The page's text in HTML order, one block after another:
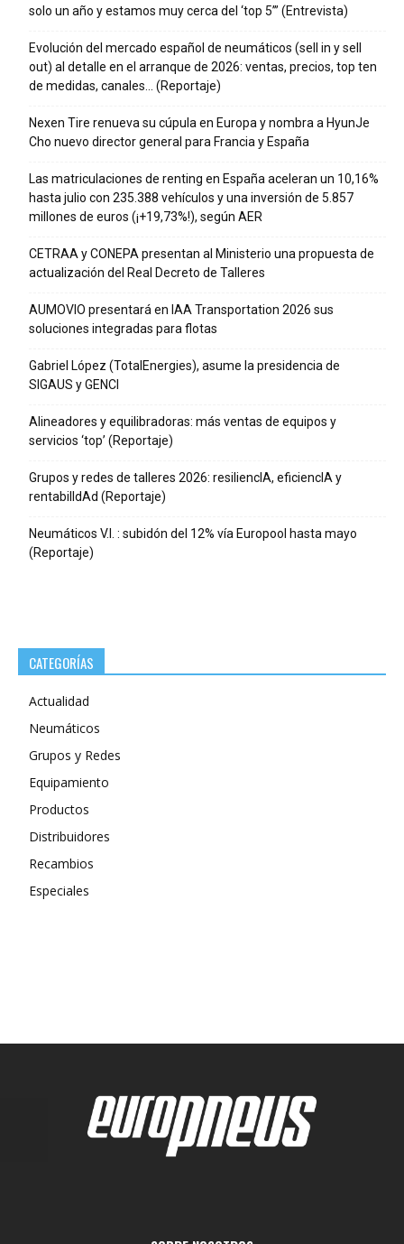
solo un año y estamos muy cerca del ‘top 5’” (Entrevista)
Evolución del mercado español de neumáticos (sell in y sell
out) al detalle en el arranque de 2026: ventas, precios, top ten
de medidas, canales… (Reportaje)
Nexen Tire renueva su cúpula en Europa y nombra a HyunJe
Cho nuevo director general para Francia y España
Las matriculaciones de renting en España aceleran un 10,16%
hasta julio con 235.388 vehículos y una inversión de 5.857
millones de euros (¡+19,73%!), según AER
CETRAA y CONEPA presentan al Ministerio una propuesta de
actualización del Real Decreto de Talleres
AUMOVIO presentará en IAA Transportation 2026 sus
soluciones integradas para flotas
Gabriel López (TotalEnergies), asume la presidencia de
SIGAUS y GENCI
Alineadores y equilibradoras: más ventas de equipos y
servicios ‘top’ (Reportaje)
Grupos y redes de talleres 2026: resiliencIA, eficiencIA y
rentabilIdAd (Reportaje)
Neumáticos V.I. : subidón del 12% vía Europool hasta mayo
(Reportaje)
CATEGORÍAS
Actualidad
Neumáticos
Grupos y Redes
Equipamiento
Productos
Distribuidores
Recambios
Especiales